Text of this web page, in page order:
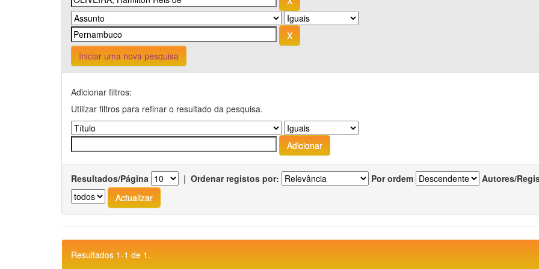
Iniciar uma nova pesquisa
Adicionar filtros:
Utilizar filtros para refinar o resultado da pesquisa.
Resultados/Página | Ordenar registos por: Por ordem Autores/
Resultados 1-1 de 1.